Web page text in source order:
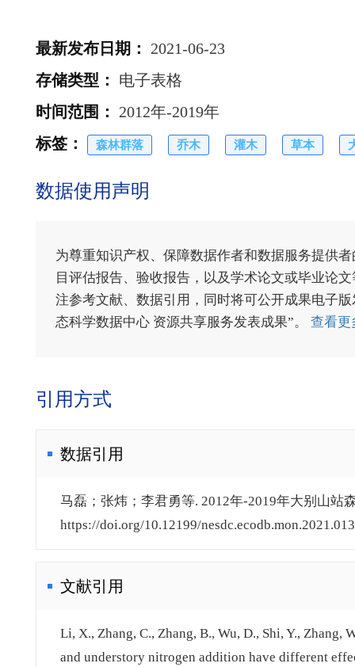
最新发布日期 ：
2021-06-23
存储类型 ：
电子表格
时间范围 ：
2012年-2019年
标签 ： 森林群落 乔木 灌木 草本
数据使用声明
为尊重知识产权、保障数据作者和数据服务提供
目评估报告、验收报告，以及学术论文或毕业论
注参考文献、数据引用，同时将可公开成果电子
态科学数据中心 资源共享服务发表成果”。 查看
引用方式
数据引用
马磊；张炜；李君勇等. 2012年-2019年大别山站
https://doi.org/10.12199/
文献引用
Li, X., Zhang, C., Zhang, B., Wu, D., Shi, Y., Zhang,
and understory nitrogen addition have different